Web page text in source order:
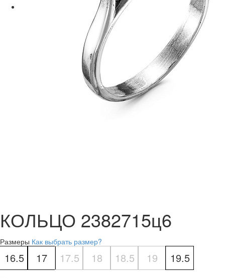
КОЛЬЦО 2382715ц6
Размеры Как выбрать размер?
16.5 17 17.5 18 18.5 19 19.5